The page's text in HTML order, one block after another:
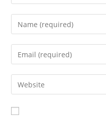
Enter
your
name
comment
Enter
your
email
address
comment
Enter
your
website
URL